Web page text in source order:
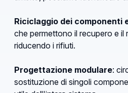
Riciclaggio dei componenti
che permettono il recupero e il
riducendo i rifiuti.
Progettazione modulare:
sostituzione di singoli